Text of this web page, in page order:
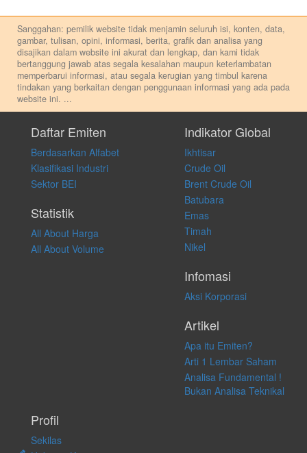
Sanggahan: pemilik website tidak menjamin seluruh isi, konten, data,
gambar, tulisan, opini, informasi, berita, grafik dan analisa yang
disajikan dalam website ini akurat dan lengkap, dan kami tidak
bertanggung jawab atas segala kesalahan maupun keterlambatan
memperbarui informasi, atau segala kerugian yang timbul karena
tindakan yang berkaitan dengan penggunaan informasi yang ada pada
website ini. ...
pribadi. Kami tidak memberi anjuran, saran, rekomendasi untuk
membeli, menjual atau melakukan aktivitas lain yang terkait dengan
transaksi perdagangan apapun, dan kami tidak bertanggung jawab
atas keputusan investasi yang dilakukan dalam kondisi dan situasi
apapun juga, yang diakibatkan secara langsung maupun tidak
langsung atas konten pada website ini.
Daftar Emiten
Berdasarkan Alfabet
Klasifikasi Industri
Sektor BEI
Statistik
All About Harga
All About Volume
Indikator Global
Ikhtisar
Crude Oil
Brent Crude Oil
Batubara
Emas
Timah
Nikel
Infomasi
Aksi Korporasi
Artikel
Apa itu Emiten?
Arti 1 Lembar Saham
Analisa Fundamental !
Bukan Analisa Teknikal
Profil
Sekilas